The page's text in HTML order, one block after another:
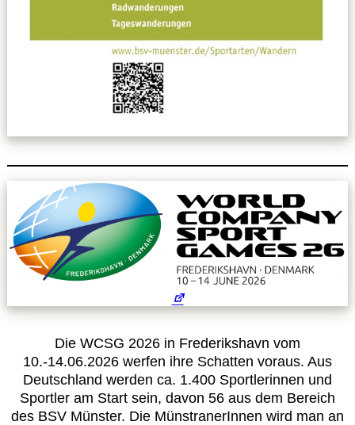
Anmeldung zum Erste-Hilfe-Kurs
Downloads
Kalender
Site Map
Anmelden
Betriebssportiade
Die WCSG 2026 in Frederikshavn vom
10.-14.06.2026 werfen ihre Schatten voraus. Aus
Deutschland werden ca. 1.400 Sportlerinnen und
Sportler am Start sein, davon 56 aus dem Bereich
des BSV Münster. Die MünstranerInnen wird man an